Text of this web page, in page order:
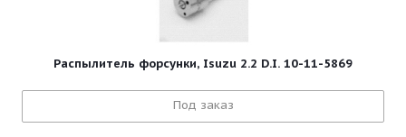
Распылитель форсунки, Isuzu 2.2 D.I. 10-11-5869
Под заказ